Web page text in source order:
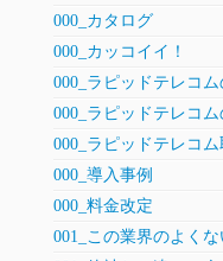
000_カタログ
000_カッコイイ！
000_ラピッドテレコ
000_ラピッドテレコ
000_ラピッドテレコ
000_導入事例
000_料金改定
001_この業界のよく